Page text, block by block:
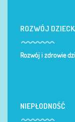
ROZWÓJ
Rozwój i zdrowie
NIEPŁODNOŚĆ